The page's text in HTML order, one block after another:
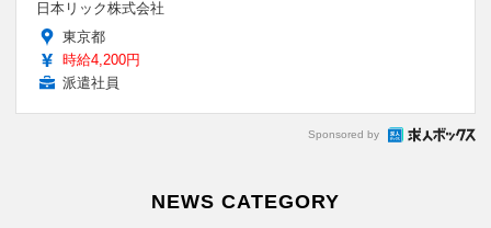
日本リック株式会社
東京都
時給4,200円
派遣社員
Sponsored by
NEWS CATEGORY